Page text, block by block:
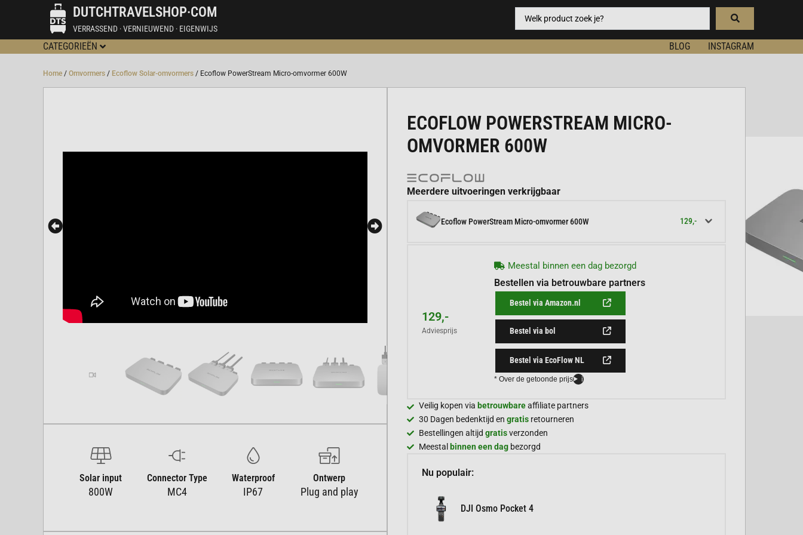
DUTCHTRAVELSHOP·COM
VERRASSEND · VERNIEUWEND · EIGENWIJS
CATEGORIEËN BLOG INSTAGRAM
Home / Omvormers / Ecoflow Solar-omvormers / Ecoflow PowerStream Micro-omvormer 600W
Solar input
800W
Connector Type
MC4
Waterproof
IP67
Ontwerp
Plug and play
ECOFLOW POWERSTREAM MICRO-
OMVORMER 600W
Meerdere uitvoeringen verkrijgbaar
Ecoflow PowerStream Micro-omvormer 600W 129,-
129,-
Adviesprijs
Meestal binnen een dag bezorgd
Bestellen via betrouwbare partners
Bestel via Amazon.nl
Bestel via bol
Bestel via EcoFlow NL
* Over de getoonde prijs i
Veilig kopen via betrouwbareaffiliate partners
30 Dagen bedenktijd en gratis retourneren
Bestellingen altijd gratisverzonden
Meestalbinnen een dag bezorgd
Nu populair:
DJI Osmo Pocket 4